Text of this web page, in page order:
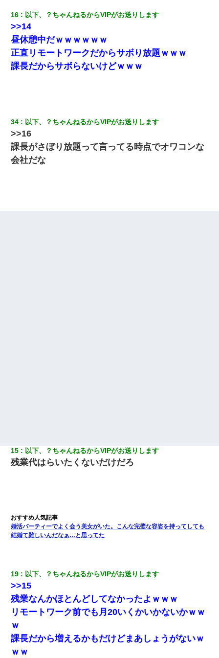
16 以下、？ちゃんねるからVIPがお送りします
>>14
昼休憩中だｗｗｗｗｗｗ
正直リモートワークだからサボり放題ｗｗｗ
課長だからサボらないけどｗｗｗ
34 以下、？ちゃんねるからVIPがお送りします
>>16
課長がさぼり放題って言ってる時点でオワコンな
会社だな
15 以下、？ちゃんねるからVIPがお送りします
残業代はらいたくないだけだろ
婚活パーティーでよく会う美女がいた。こんな完璧な容姿を持ってしても
結婚て難しいんだなぁ…と思ってた
19 以下、？ちゃんねるからVIPがお送りします
>>15
残業なんかほとんどしてなかったよｗｗｗ
リモートワーク前でも月20いくかいかないかｗｗ
ｗ
課長だから増えるかもだけどまあしょうがないｗ
ｗｗ